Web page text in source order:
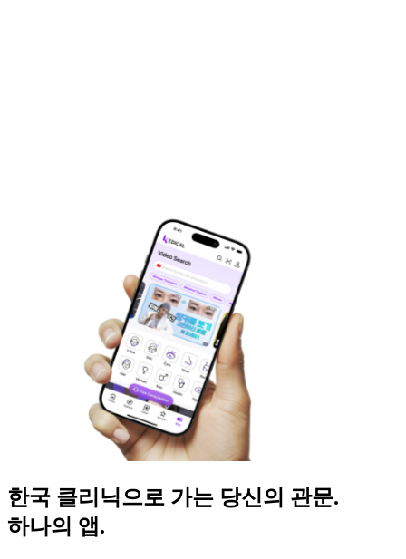
한국 클리닉으로 가는 당신의 관문.
하나의 앱.